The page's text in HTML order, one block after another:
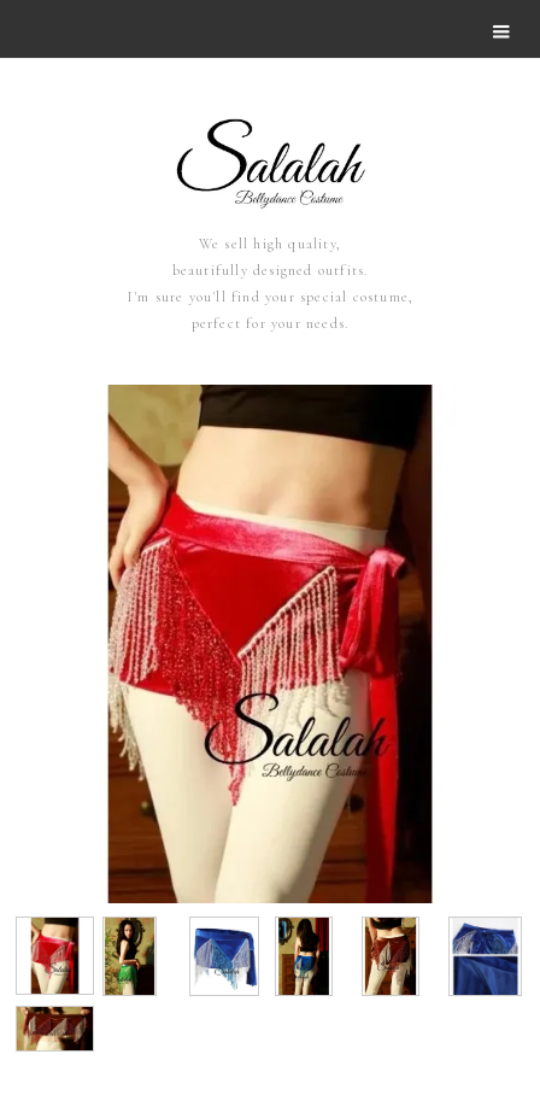
We sell high quality,
beautifully designed outfits.
I'm sure you'll find your special costume,
perfect for your needs.